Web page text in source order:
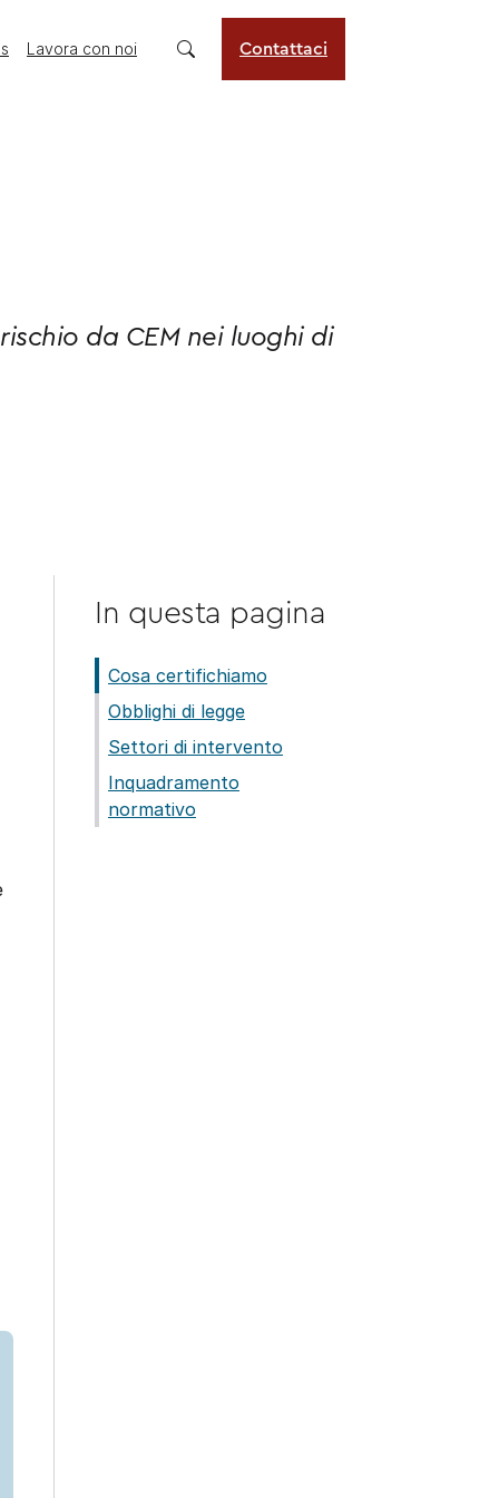
Lavora con noi Contattaci
da CEM nei luoghi di
In questa pagina
Cosa certifichiamo
Obblighi di legge
Settori di intervento
Inquadramento
normativo